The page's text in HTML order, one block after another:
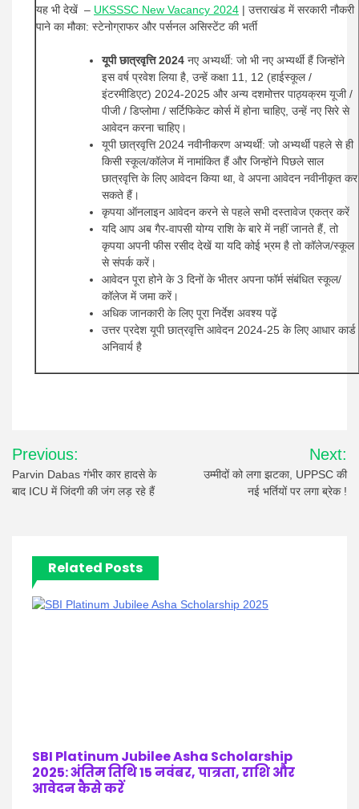
यह भी देखें – UKSSSC New Vacancy 2024 | उत्तराखंड में सरकारी नौकरी
पाने का मौका: स्टेनोग्राफर और पर्सनल असिस्टेंट की भर्ती
यूपी छात्रवृत्ति 2024 नए अभ्यर्थी: जो भी नए अभ्यर्थी हैं जिन्होंने
इस वर्ष प्रवेश लिया है, उन्हें कक्षा 11, 12 (हाईस्कूल /
इंटरमीडिएट) 2024-2025 और अन्य दशमोत्तर पाठ्यक्रम यूजी /
पीजी / डिप्लोमा / सर्टिफिकेट कोर्स में होना चाहिए, उन्हें नए सिरे से
आवेदन करना चाहिए।
यूपी छात्रवृत्ति 2024 नवीनीकरण अभ्यर्थी: जो अभ्यर्थी पहले से ही
किसी स्कूल/कॉलेज में नामांकित हैं और जिन्होंने पिछले साल
छात्रवृत्ति के लिए आवेदन किया था, वे अपना आवेदन नवीनीकृत कर
सकते हैं।
कृपया ऑनलाइन आवेदन करने से पहले सभी दस्तावेज एकत्र करें
यदि आप अब गैर-वापसी योग्य राशि के बारे में नहीं जानते हैं, तो
कृपया अपनी फीस रसीद देखें या यदि कोई भ्रम है तो कॉलेज/स्कूल
से संपर्क करें।
आवेदन पूरा होने के 3 दिनों के भीतर अपना फॉर्म संबंधित स्कूल/
कॉलेज में जमा करें।
अधिक जानकारी के लिए पूरा निर्देश अवश्य पढ़ें
उत्तर प्रदेश यूपी छात्रवृत्ति आवेदन 2024-25 के लिए आधार कार्ड
अनिवार्य है
Post
navigation
Previous:
Parvin Dabas गंभीर कार हादसे के
बाद ICU में जिंदगी की जंग लड़ रहे हैं
Next:
उम्मीदों को लगा झटका, UPPSC की
नई भर्तियों पर लगा ब्रेक !
Related Posts
SBI Platinum Jubilee Asha Scholarship
2025: अंतिम तिथि 15 नवंबर, पात्रता, राशि और
आवेदन कैसे करें